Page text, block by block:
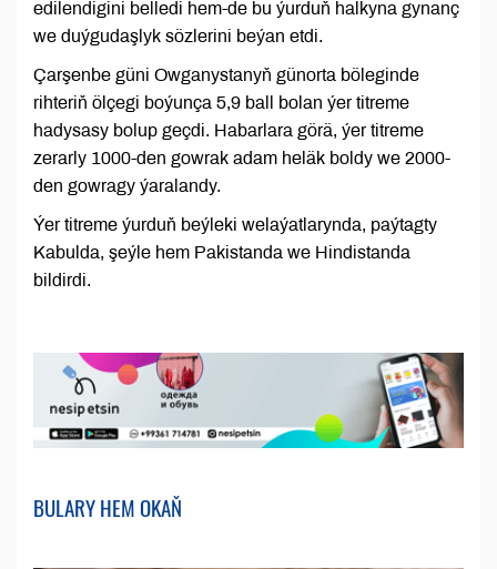
edilendigini belledi hem-de bu ýurduň halkyna gynanç
we duýgudaşlyk sözlerini beýan etdi.
Çarşenbe güni Owganystanyň günorta böleginde
rihteriň ölçegi boýunça 5,9 ball bolan ýer titreme
hadysasy bolup geçdi. Habarlara görä, ýer titreme
zerarly 1000-den gowrak adam heläk boldy we 2000-
den gowragy ýaralandy.
Ýer titreme ýurduň beýleki welaýatlarynda, paýtagty
Kabulda, şeýle hem Pakistanda we Hindistanda
bildirdi.
BULARY HEM OKAŇ